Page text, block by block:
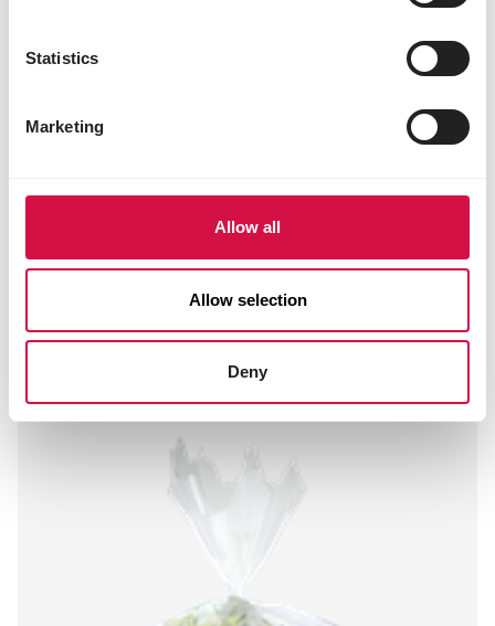
Statistics
Marketing
Allow all
Allow selection
Deny
3b103 (fier) 108 mg
3b502 (mangan) 80 mg
lianți: E562 sepiolit 3140 mg
Alți vizitatori au vizualizat și: